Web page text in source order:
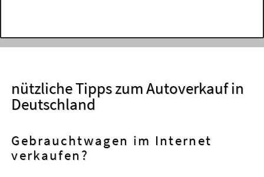
nützliche Tipps zum Autoverkauf in
Deutschland
Gebrauchtwagen im Internet
verkaufen?